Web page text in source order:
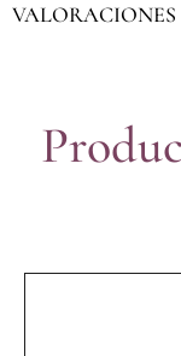
VALORACIONES